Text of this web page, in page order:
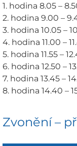
1. hodina 8.05 –
2. hodina 9.00 –
3. hodina 10.05 –
4. hodina 11.00 –
5. hodina 11.55 –
6. hodina 12.50 –
7. hodina 13.45 –
8. hodina 14.40 –
Zvonění –